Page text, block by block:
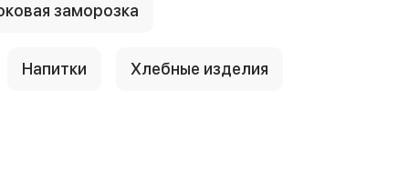
заморозка
Напитки Хлебные изделия